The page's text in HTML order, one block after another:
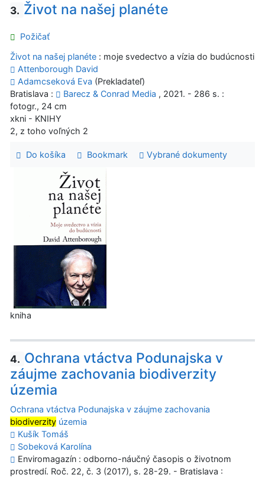
3. Život na našej planéte
Požičať
Život na našej planéte : moje svedectvo a vízia do budúcnosti
Attenborough David
Adamcseková Eva (Prekladateľ)
Bratislava :
Barecz & Conrad Media , 2021. - 286 s. :
fotogr., 24 cm
xkni - KNIHY
2, z toho voľných 2
Do košíka Bookmark Vybrané dokumenty
kniha
4. Ochrana vtáctva Podunajska v
záujme zachovania biodiverzity
územia
Ochrana vtáctva Podunajska v záujme zachovania
biodiverzity územia
Kušík Tomáš
Sobeková Karolína
Enviromagazín : odborno-náučný časopis o životnom
prostredí. Roč. 22, č. 3 (2017), s. 28-29. - Bratislava :